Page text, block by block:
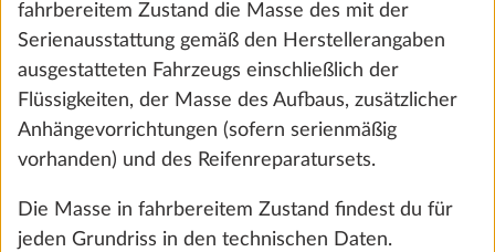
fahrbereitem Zustand die Masse des mit der
Serienausstattung gemäß den Herstellerangaben
ausgestatteten Fahrzeugs einschließlich der
Flüssigkeiten, der Masse des Aufbaus, zusätzlicher
Anhängevorrichtungen (sofern serienmäßig
vorhanden) und des Reifenreparatursets.
Die Masse in fahrbereitem Zustand findest du für
jeden Grundriss in den technischen Daten.